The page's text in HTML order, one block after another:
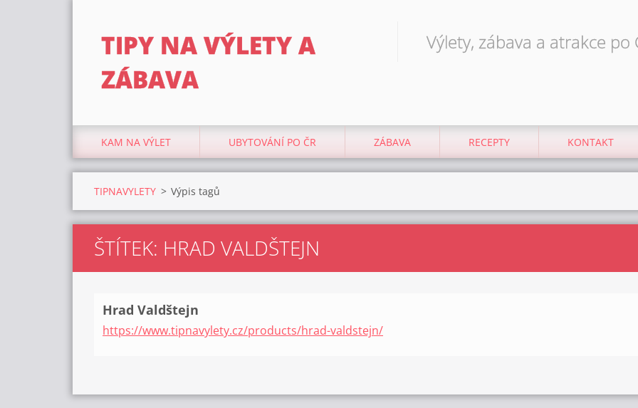
TIPY NA VÝLETY A
ZÁBAVA
Výlety, zábava a atrakce po
KAM NA VÝLET UBYTOVÁNÍ PO ČR ZÁBAVA RECEPTY KONTAKT
TIPNAVYLETY > Výpis tagů
ŠTÍTEK: HRAD VALDŠTEJN
Hrad Valdštejn
https://www.tipnavylety.cz/products/hrad-valdstejn/